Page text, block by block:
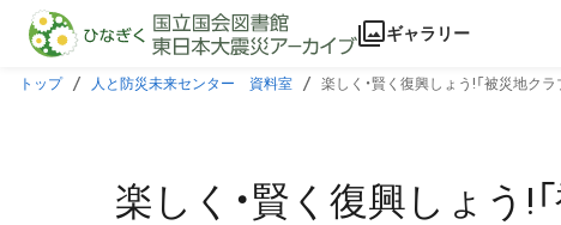
本文に飛ぶ
ギャラリー
トップ 人と防災未来センター 資料室 楽しく・賢く復興しょう!「被災地ク
楽しく・賢く復興しょう!